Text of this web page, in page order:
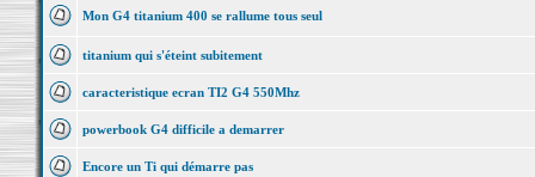
Mon G4 titanium 400 se rallume tous seul
titanium qui s'éteint subitement
caracteristique ecran TI2 G4 550Mhz
powerbook G4 difficile a demarrer
Encore un Ti qui démarre pas